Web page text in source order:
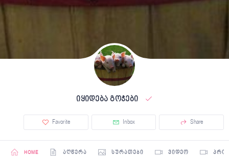
იყიდება გოჭები
Favorite Inbox Share
HOME ᲐᲦᲬᲔᲠᲐ ᲡᲣᲠᲐᲗᲔᲑᲘ ᲕᲘᲓᲔᲝ